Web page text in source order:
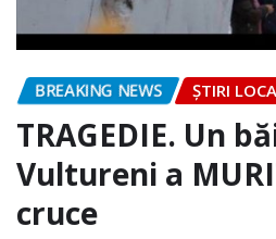
BREAKING NEWS ȘTIRI
TRAGEDIE. Un
Vultureni a
cruce